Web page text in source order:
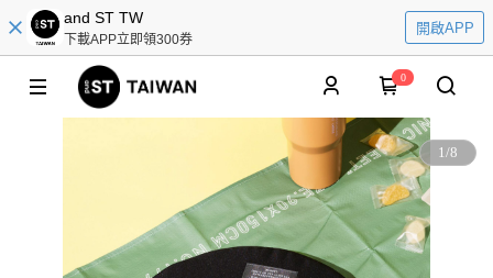
and ST TW
下載APP立即領300券
開啟APP
0
1/8